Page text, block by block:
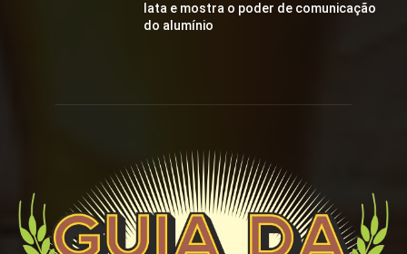
lata e mostra o poder de comunicação
do alumínio